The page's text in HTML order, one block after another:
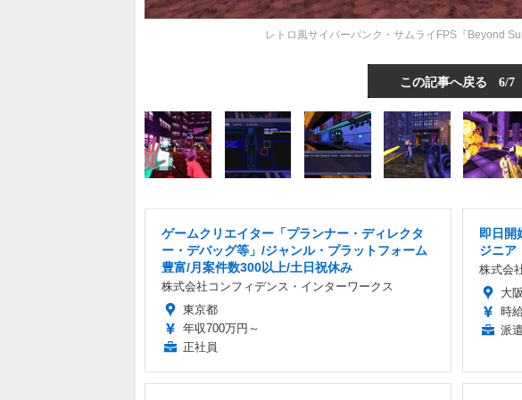
レトロ風サイバーパンク・サムライFPS『Beyond
この記事へ戻る 6/7
ゲームクリエイター「プランナー・ディレクタ
ー・デバッグ等」/ジャンル・プラットフォーム
豊富/月案件数300以上/土日祝休み
株式会社コンフィデンス・インターワークス
東京都
年収700万円～
正社員
即日開
ジニア
株式会
大
時
派